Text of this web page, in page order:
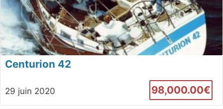
Centurion 42
29 juin 2020 98,000.00€